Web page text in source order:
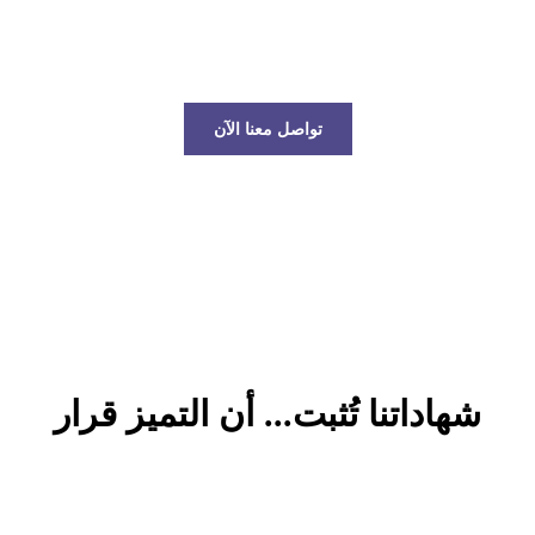
تواصل معنا الآن
شهاداتنا تُثبت... أن التميز قرار